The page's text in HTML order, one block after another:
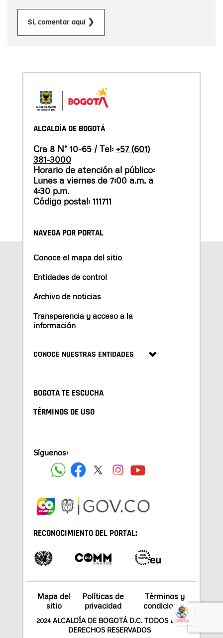
Sí, comentar aquí ❯
ALCALDÍA DE BOGOTÁ
Cra 8 N° 10-65 / Tel: +57 (601)
381-3000
Horario de atención al público:
Lunes a viernes de 7:00 a.m. a
4:30 p.m.
Código postal: 111711
NAVEGA POR PORTAL
Conoce el mapa del sitio
Entidades de control
Archivo de noticias
Transparencia y acceso a la
información
CONOCE NUESTRAS ENTIDADES
BOGOTA TE ESCUCHA
TÉRMINOS DE USO
Síguenos:
RECONOCIMIENTO DEL PORTAL:
Mapa del
sitio
Políticas de
privacidad
Términos y
condiciones
2024 ALCALDÍA DE BOGOTÁ D.C. TODOS LOS
DERECHOS RESERVADOS